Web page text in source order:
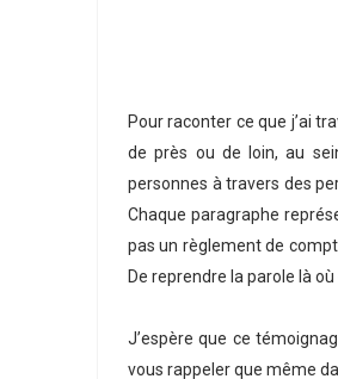
Pour raconter ce que j’ai
de près ou de loin, au
personnes à travers des
Chaque paragraphe
pas un règlement de
De reprendre la parole là où
J’espère que ce
vous rappeler que même